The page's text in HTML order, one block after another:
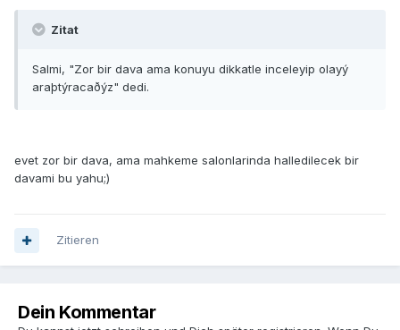
Zitat
Salmi, "Zor bir dava ama konuyu dikkatle inceleyip olayý
araþtýracaðýz" dedi.
evet zor bir dava, ama mahkeme salonlarinda halledilecek bir
davami bu yahu;)
Zitieren
Dein Kommentar